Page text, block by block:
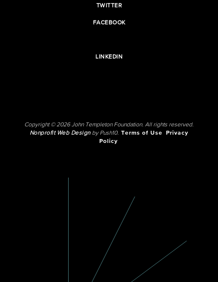
TWITTER
FACEBOOK
LINKEDIN
Copyright © 2026 John Templeton Foundation. All rights reserved.
Nonprofit Web Designby Push10. Terms of Use
Privacy
Policy